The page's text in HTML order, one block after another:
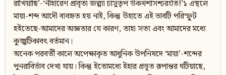
রাখিয়াছি’-‘নীহারেণ প্রাবৃতা জল্প্যা চাসুতৃপ উকথশাসশ্চরংতি!’১ এস্থলে
মায়া-শব্দ আদৌ ব্যবহৃত হয় নাই, কিন্তু উহাতে এই ভাবটি পরিস্ফুট
হইতেছে-আমাদের অজ্ঞতার যে কারণ, তাহা সত্য এবং আমাদের মধ্যে
কুজ্ঝটিকাবৎ বর্তমান।
অনেক পরবর্তী কালে অপেক্ষাকৃত আধুনিক উপনিষদে ‘মায়া’-শব্দের
পুনরাবির্ভাব দেখা যায়। কিন্তু ইতোমধ্যে ইহার প্রভূত রূপান্তর ঘটিয়াছে,